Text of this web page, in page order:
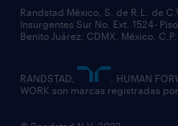
Randstad México, S. de R.L. de
Insurgentes Sur No. Ext. 1524-
Benito Juárez, CDMX, México.
RANDSTAD,
, HUMAN
WORK son marcas registradas